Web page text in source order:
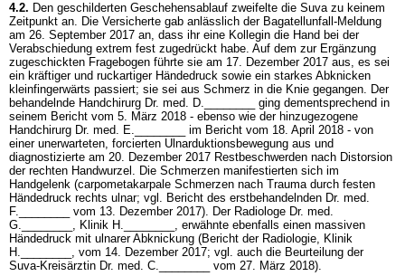
4.2. Den geschilderten Geschehensablauf zweifelte die Suva zu keinem
Zeitpunkt an. Die Versicherte gab anlässlich der Bagatellunfall-Meldung
am 26. September 2017 an, dass ihr eine Kollegin die Hand bei der
Verabschiedung extrem fest zugedrückt habe. Auf dem zur Ergänzung
zugeschickten Fragebogen führte sie am 17. Dezember 2017 aus, es sei
ein kräftiger und ruckartiger Händedruck sowie ein starkes Abknicken
kleinfingerwärts passiert; sie sei aus Schmerz in die Knie gegangen. Der
behandelnde Handchirurg Dr. med. D.________ ging dementsprechend in
seinem Bericht vom 5. März 2018 - ebenso wie der hinzugezogene
Handchirurg Dr. med. E.________ im Bericht vom 18. April 2018 - von
einer unerwarteten, forcierten Ulnarduktionsbewegung aus und
diagnostizierte am 20. Dezember 2017 Restbeschwerden nach Distorsion
der rechten Handwurzel. Die Schmerzen manifestierten sich im
Handgelenk (carpometakarpale Schmerzen nach Trauma durch festen
Händedruck rechts ulnar; vgl. Bericht des erstbehandelnden Dr. med.
F.________ vom 13. Dezember 2017). Der Radiologe Dr. med.
G.________, Klinik H.________, erwähnte ebenfalls einen massiven
Händedruck mit ulnarer Abknickung (Bericht der Radiologie, Klinik
H.________, vom 14. Dezember 2017; vgl. auch die Beurteilung der
Suva-Kreisärztin Dr. med. C.________ vom 27. März 2018).